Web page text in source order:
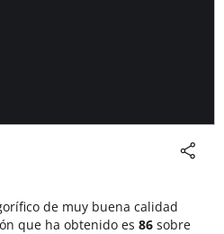
de muy buena calidad
que ha obtenido es 86 sobre